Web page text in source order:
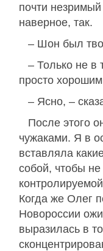
почти
наверное, так.
– Шон был
– Только не в
просто
– Ясно, –
После этого
чужаками. Я в
вставляла
собой, чтобы не
Когда же Олег
Новороссии
выразилась в